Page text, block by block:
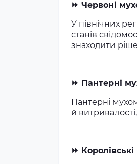
⏩ Червоні
У північних
станів
знаходити
⏩ Пантерні
Пантерні
й
⏩